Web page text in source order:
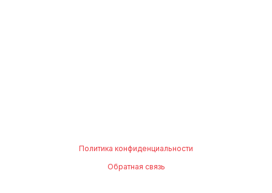
Политика конфиденциальности
Обратная связь